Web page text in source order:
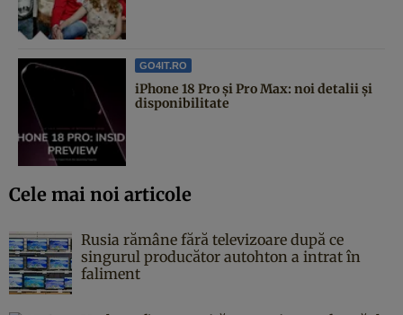
GO4IT.RO
iPhone 18 Pro și Pro Max: noi detalii și
disponibilitate
Cele mai noi articole
Rusia rămâne fără televizoare după ce
singurul producător autohton a intrat în
faliment